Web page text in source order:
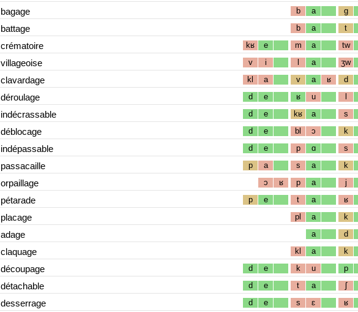
bagage b a g
battage b a t
crématoire kʁ e m a tw
villageoise v i l a ʒw
clavardage kl a v a ʁ d
déroulage d e ʁ u l
indécrassable d e kʁ a s
déblocage d e bl ɔ k
indépassable d e p ɑ s
passacaille p a s a k
orpaillage ɔ ʁ p a j
pétarade p e t a ʁ
placage pl a k
adage a d
claquage kl a k
découpage d e k u p
détachable d e t a ʃ
desserrage d e s ɛ ʁ